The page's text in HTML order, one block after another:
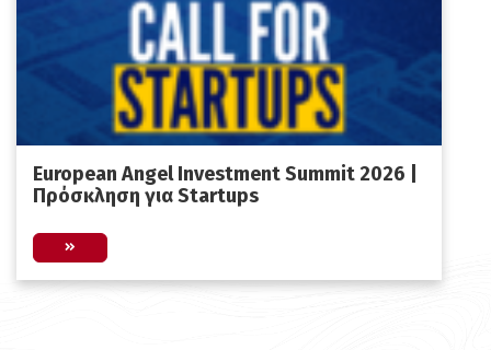
European Angel Investment Summit 2026 |
Πρόσκληση για Startups